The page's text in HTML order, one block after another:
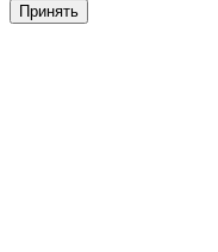
Принять